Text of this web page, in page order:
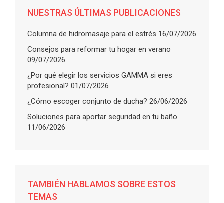
NUESTRAS ÚLTIMAS PUBLICACIONES
Columna de hidromasaje para el estrés 16/07/2026
Consejos para reformar tu hogar en verano
09/07/2026
¿Por qué elegir los servicios GAMMA si eres
profesional? 01/07/2026
¿Cómo escoger conjunto de ducha? 26/06/2026
Soluciones para aportar seguridad en tu baño
11/06/2026
TAMBIÉN HABLAMOS SOBRE ESTOS
TEMAS